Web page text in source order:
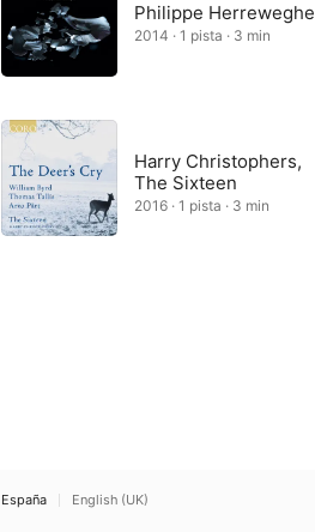
Philippe Herreweghe
2014 · 1 pista · 3 min
Harry Christophers,
The Sixteen
2016 · 1 pista · 3 min
España English (UK)